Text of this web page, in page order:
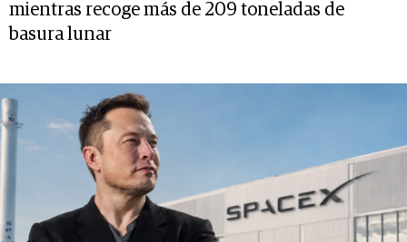
mientras recoge más de 209 toneladas de
basura lunar